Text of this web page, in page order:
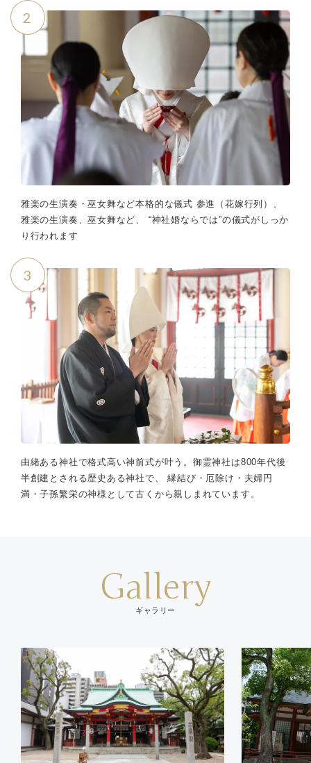
2
雅楽の生演奏・巫女舞など本格的な儀式 参進（花嫁行列）、
雅楽の生演奏、巫女舞など、 “神社婚ならでは”の儀式がしっか
り行われます
3
由緒ある神社で格式高い神前式が叶う。御霊神社は800年代後
半創建とされる歴史ある神社で、 縁結び・厄除け・夫婦円
満・子孫繁栄の神様として古くから親しまれています。
Gallery
ギャラリー